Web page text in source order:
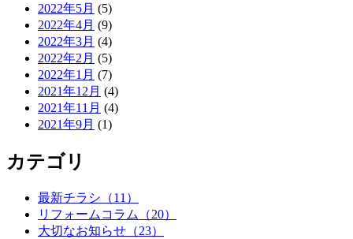
2022年5月 (5)
2022年4月 (9)
2022年3月 (4)
2022年2月 (5)
2022年1月 (7)
2021年12月 (4)
2021年11月 (4)
2021年9月 (1)
カテゴリ
最新チラシ（11）
リフォームコラム（20）
大切なお知らせ（23）